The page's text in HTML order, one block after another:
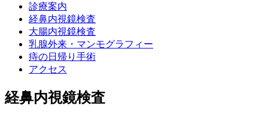
診療案内
経鼻内視鏡検査
大腸内視鏡検査
乳腺外来・マンモグラフィー
痔の日帰り手術
アクセス
経鼻内視鏡検査